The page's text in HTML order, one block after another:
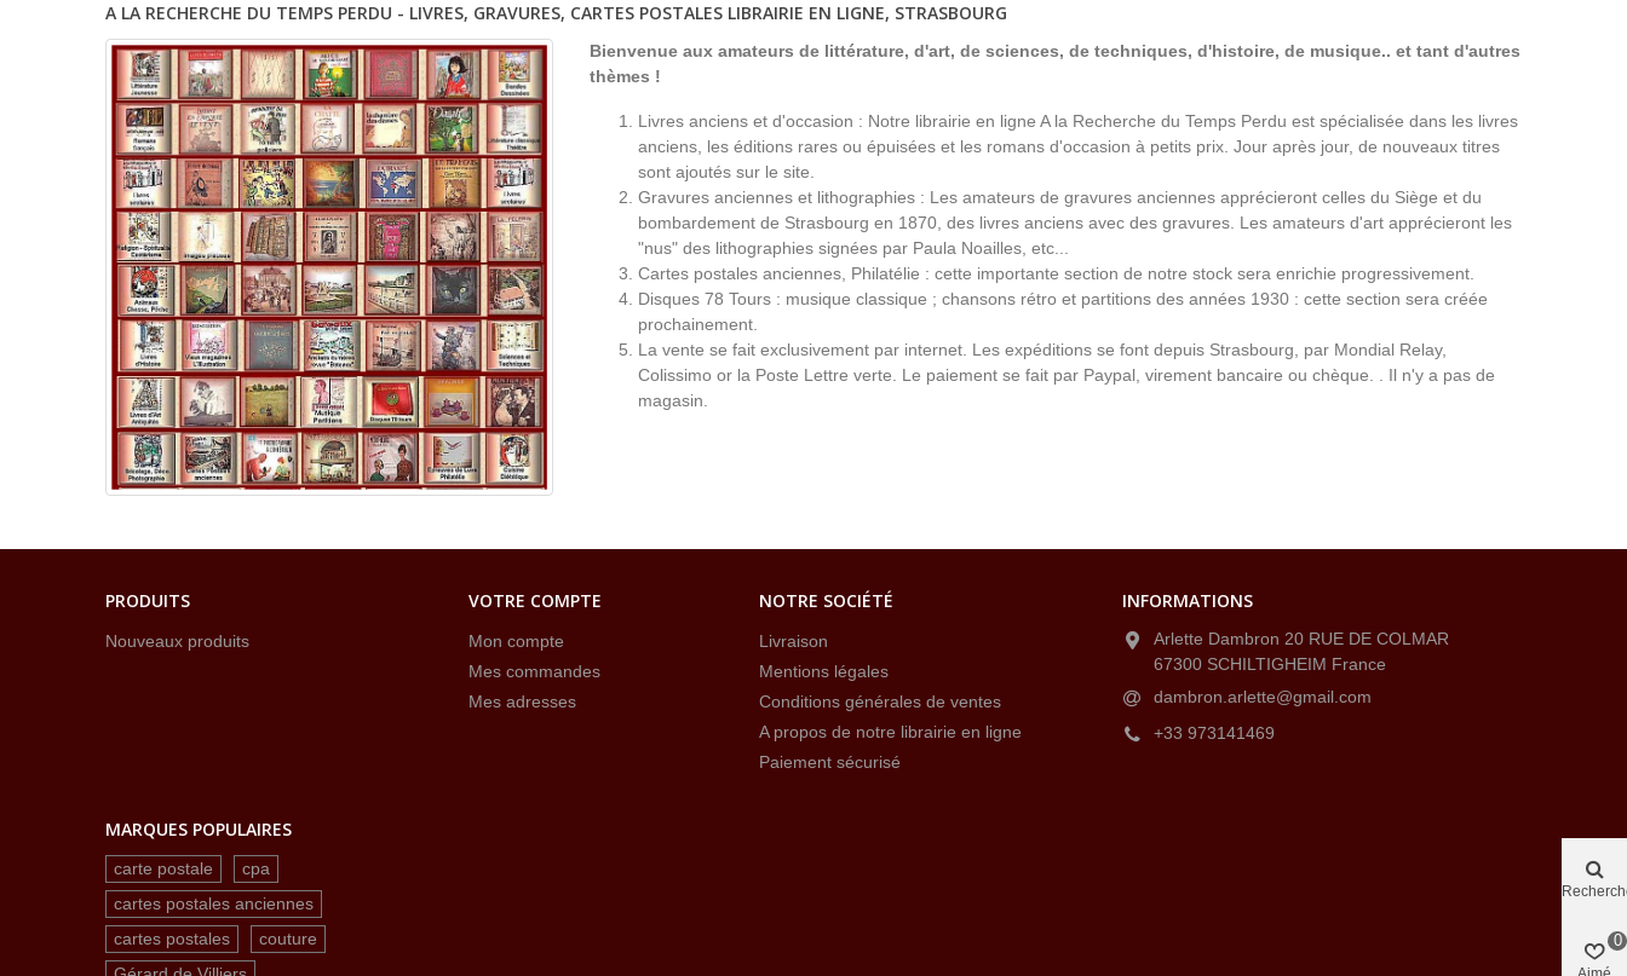
A LA RECHERCHE DU TEMPS PERDU - LIVRES, GRAVURES, CARTES POSTALES LIBRAIRIE EN LIGNE, STRASBOURG
Bienvenue aux amateurs de littérature, d'art, de sciences, de techniques, d'histoire, de musique.. et tant d'autres
thèmes !
Livres anciens et d'occasion : Notre librairie en ligne A la Recherche du Temps Perdu est spécialisée dans les livres
anciens, les éditions rares ou épuisées et les romans d'occasion à petits prix. Jour après jour, de nouveaux titres
sont ajoutés sur le site.
Gravures anciennes et lithographies : Les amateurs de gravures anciennes apprécieront celles du Siège et du
bombardement de Strasbourg en 1870, des livres anciens avec des gravures. Les amateurs d'art apprécieront les
"nus" des lithographies signées par Paula Noailles, etc...
Cartes postales anciennes, Philatélie : cette importante section de notre stock sera enrichie progressivement.
Disques 78 Tours : musique classique ; chansons rétro et partitions des années 1930 : cette section sera créée
prochainement.
La vente se fait exclusivement par internet. Les expéditions se font depuis Strasbourg, par Mondial Relay,
Colissimo or la Poste Lettre verte. Le paiement se fait par Paypal, virement bancaire ou chèque. . Il n'y a pas de
magasin.
PRODUITS
Nouveaux produits
VOTRE COMPTE
Mon compte
Mes commandes
Mes adresses
NOTRE SOCIÉTÉ
Livraison
Mentions légales
Conditions générales de ventes
A propos de notre librairie en ligne
Paiement sécurisé
INFORMATIONS
Arlette Dambron 20 RUE DE COLMAR
67300 SCHILTIGHEIM France
dambron.arlette@gmail.com
+33 973141469
MARQUES POPULAIRES
carte postale
cpa
cartes postales anciennes
cartes postales
couture
0